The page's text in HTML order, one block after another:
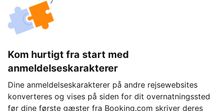
Kom hurtigt fra start med
anmeldelseskarakterer
Dine anmeldelseskarakterer på andre rejsewebsites
konverteres og vises på siden for dit overnatningssted
før dine første gæster fra Booking.com skriver deres